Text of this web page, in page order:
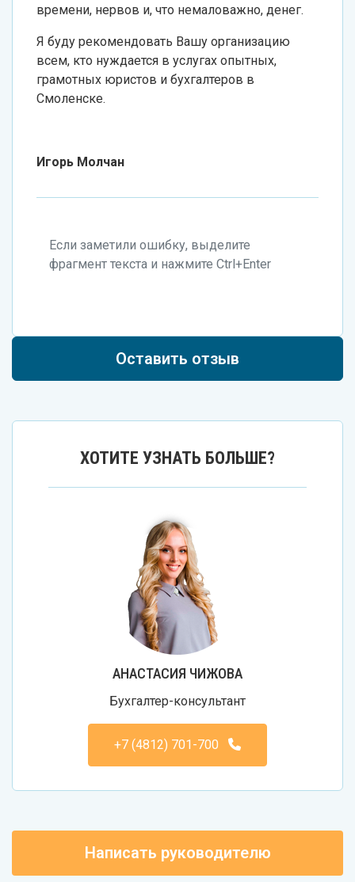
времени, нервов и, что немаловажно, денег.
Я буду рекомендовать Вашу организацию
всем, кто нуждается в услугах опытных,
грамотных юристов и бухгалтеров в
Смоленске.
Игорь Молчан
Если заметили ошибку, выделите
фрагмент текста и нажмите Ctrl+Enter
Оставить отзыв
ХОТИТЕ УЗНАТЬ БОЛЬШЕ?
АНАСТАСИЯ ЧИЖОВА
Бухгалтер-консультант
+7 (4812) 701-700
Написать руководителю